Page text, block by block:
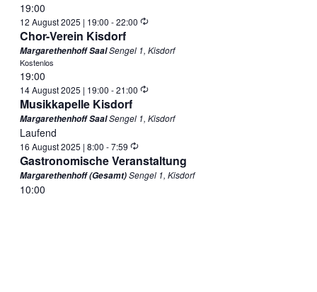
19:00
12 August 2025 | 19:00 -22:00 Wiederholung
Chor-Verein Kisdorf
Margarethenhoff SaalSengel 1, Kisdorf
Kostenlos
19:00
14 August 2025 | 19:00 -21:00 Wiederholung
Musikkapelle Kisdorf
Margarethenhoff SaalSengel 1, Kisdorf
Laufend
16 August 2025 | 8:00 -7:59 Wiederholung
Gastronomische Veranstaltung
Margarethenhoff (Gesamt)Sengel 1, Kisdorf
10:00